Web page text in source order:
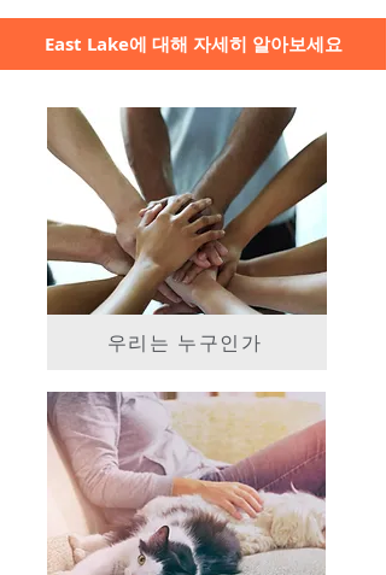
East Lake에 대해 자세히 알아보세요
우리는 누구인가